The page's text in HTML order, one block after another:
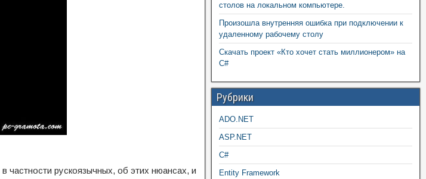
рускоязычных, об этих нюансах, и
столов на локальном компьютере.
Произошла внутренняя ошибка при подключении к
удаленному рабочему столу
Скачать проект «Кто хочет стать миллионером» на
C#
Рубрики
ADO.NET
ASP.NET
C#
Entity Framework